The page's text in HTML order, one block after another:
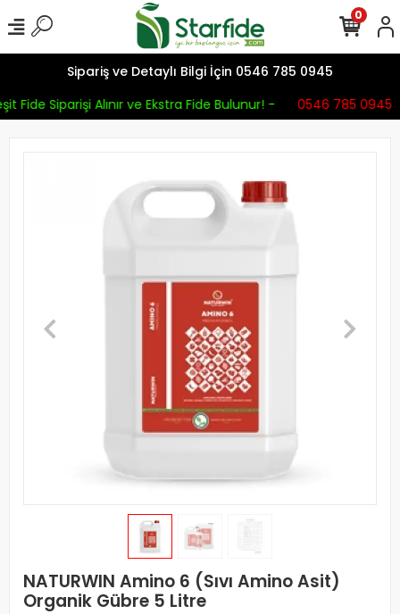
Sipariş ve Detaylı Bilgi İçin 0546 785 0945
Fide Siparişi Alınır ve Ekstra Fide Bulunur! -
0546 785 0945
0
NATURWIN Amino 6 (Sıvı Amino Asit)
Organik Gübre 5 Litre